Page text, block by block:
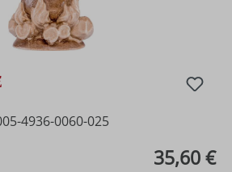
4936-0060-025
35,60 €